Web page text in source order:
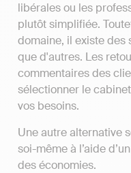
libérales ou les
plutôt simplifiée.
domaine, il existe
que d'autres. Les
commentaires des
sélectionner le
vos besoins.
Une autre alternative
soi-même à l’aide
des économies.